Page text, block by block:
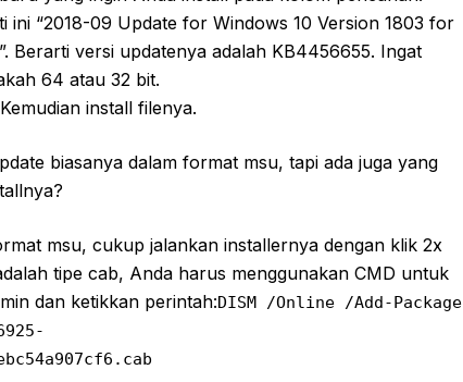
ini “2018-09 Update for Windows 10 Version 1803 for
Berarti versi updatenya adalah KB4456655. Ingat
64 atau 32 bit.
install filenya.
biasanya dalam format msu, tapi ada juga yang
msu, cukup jalankan installernya dengan klik 2x
tipe cab, Anda harus menggunakan CMD untuk
dan ketikkan perintah:DISM /Online /Add-Package